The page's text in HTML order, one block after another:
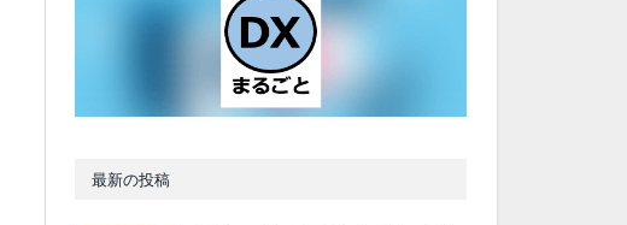
最新の投稿